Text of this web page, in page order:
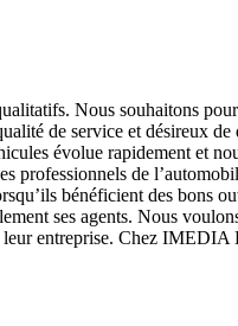
Nous souhaitons
de service et désireux
évolue rapidement et
professionnels de
bénéficient des bons
ses agents. Nous
entreprise. Chez